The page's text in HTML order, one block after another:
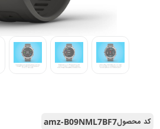
کد محصولamz-B09NML7BF7